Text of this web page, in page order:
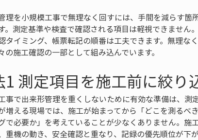
理を小規模工事で無理なく回すには、手間を減らす箇
。測定基準や検査で確認される項目は軽視できません
タイミング、帳票転記の順番は工夫できます。無理な
の施工確認の一部として組み込んでいます。
1 測定項目を施工前に絞り
事で出来形管理を重くしないために有効な準備は、測
増える現場では、施工が始まってから「どこを測るべ
で必要か」を考えていることが少なくありません。施
重機の動き、安全確認と重なり、記録の優先順位が下